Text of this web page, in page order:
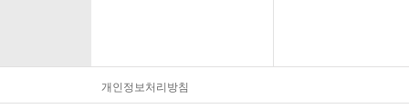
개인정보처리방침